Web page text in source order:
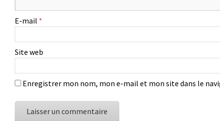
E-mail *
Site web
Enregistrer mon nom, mon e-mail et mon site dans le